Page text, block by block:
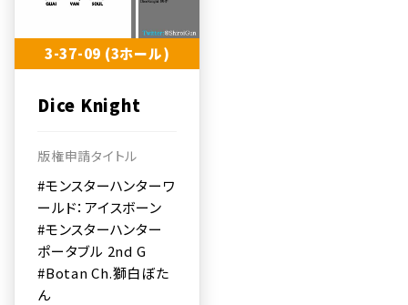
3-37-09 (3ホール)
Dice Knight
版権申請タイトル
#モンスターハンターワ
ールド：アイスボーン
#モンスターハンター
ポータブル 2nd G
#Botan Ch.獅白ぼた
ん